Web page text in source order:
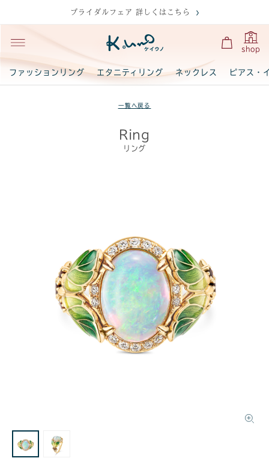
ブライダルフェア 詳しくはこちら
shop
ファッションリング エタニティリング ネックレス ピアス・
一覧へ戻る
Ring
リング